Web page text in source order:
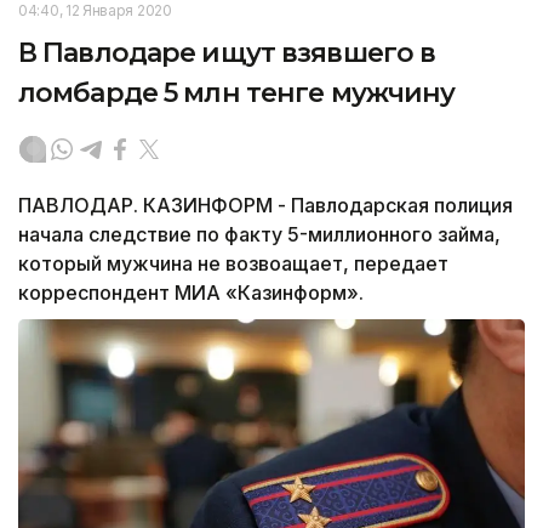
04:40, 12 Января 2020
В Павлодаре ищут взявшего в
ломбарде 5 млн тенге мужчину
ПАВЛОДАР. КАЗИНФОРМ - Павлодарская полиция
начала следствие по факту 5-миллионного займа,
который мужчина не возвоащает, передает
корреспондент МИА «Казинформ».